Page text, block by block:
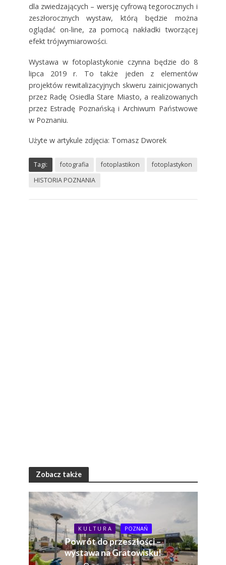
dla zwiedzających – wersję cyfrową tegorocznych i
zeszłorocznych wystaw, którą będzie można
oglądać on-line, za pomocą nakładki tworzącej
efekt trójwymiarowości.
Wystawa w fotoplastykonie czynna będzie do 8
lipca 2019 r. To także jeden z elementów
projektów rewitalizacyjnych skweru zainicjowanych
przez Radę Osiedla Stare Miasto, a realizowanych
przez Estradę Poznańską i Archiwum Państwowe
w Poznaniu.
Użyte w artykule zdjęcia: Tomasz Dworek
Tagi: fotografia fotoplastikon
fotoplastykon
HISTORIA POZNANIA
Zobacz także
K U L T U R A POZNAŃ
Powrót do przeszłości –
wystawa na Gratowisku!